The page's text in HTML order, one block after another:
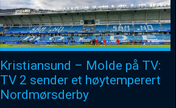
Kristiansund – Molde på TV:
TV 2 sender et høytemperert
Nordmørsderby